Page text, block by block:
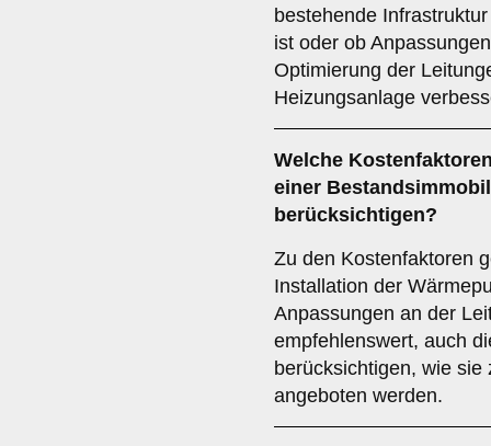
bestehende
ist oder ob
Optimierung der
Heizungsanlage
Welche
einer
berücksichtigen?
Zu den Kostenfaktoren
Installation der
Anpassungen an der
empfehlenswert, auch
berücksichtigen, wie
angeboten werden.